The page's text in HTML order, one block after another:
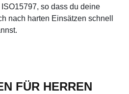
so dass du deine
nach harten Einsätzen schnell
FÜR HERREN